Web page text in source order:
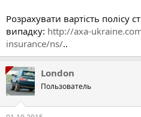
Розрахувати вартість полісу
випадку: http://axa-
insurance/ns/..
London
Пользователь